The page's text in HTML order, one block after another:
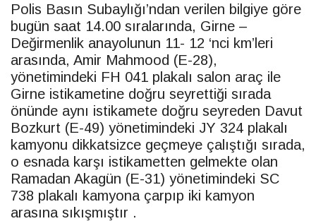
Polis Basın Subaylığı’ndan verilen bilgiye göre
bugün saat 14.00 sıralarında, Girne –
Değirmenlik anayolunun 11- 12 ‘nci km’leri
arasında, Amir Mahmood (E-28),
yönetimindeki FH 041 plakalı salon araç ile
Girne istikametine doğru seyrettiği sırada
önünde aynı istikamete doğru seyreden Davut
Bozkurt (E-49) yönetimindeki JY 324 plakalı
kamyonu dikkatsizce geçmeye çalıştığı sırada,
o esnada karşı istikametten gelmekte olan
Ramadan Akagün (E-31) yönetimindeki SC
738 plakalı kamyona çarpıp iki kamyon
arasına sıkışmıştır .